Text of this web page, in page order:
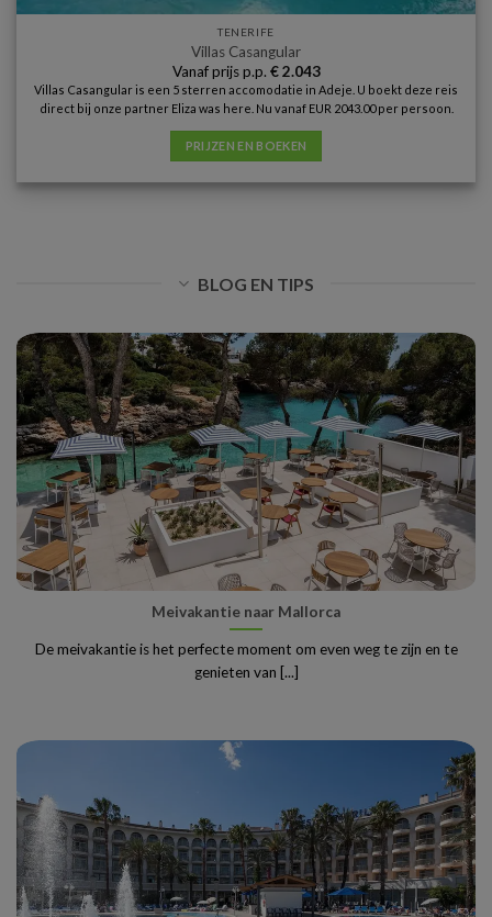
TENERIFE
Villas Casangular
Vanaf prijs p.p. €2.043
Villas Casangular is een 5 sterren accomodatie in Adeje. U boekt deze reis
direct bij onze partner Eliza was here. Nu vanaf EUR 2043.00 per persoon.
PRIJZEN EN BOEKEN
BLOG EN TIPS
Meivakantie naar Mallorca
De meivakantie is het perfecte moment om even weg te zijn en te
genieten van [...]